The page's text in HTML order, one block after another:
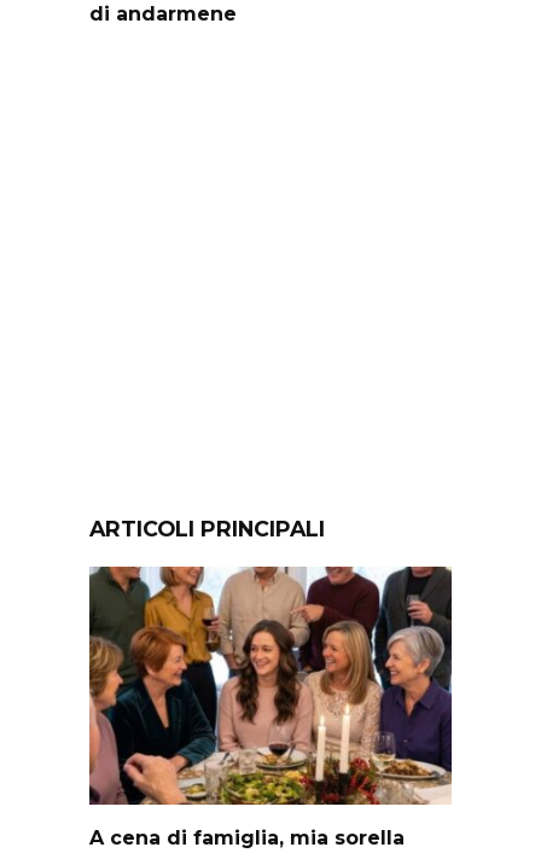
di andarmene
ARTICOLI PRINCIPALI
A cena di famiglia, mia sorella